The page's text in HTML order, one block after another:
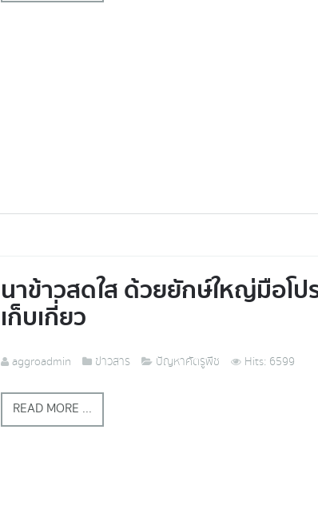
นาข้าวสดใส ด้วยยักษ์ใหญ่มือโป
เก็บเกี่ยว
aggroadmin ข่าวสาร ปัญหาศัตรูพืช Hits: 6599
READ MORE ...